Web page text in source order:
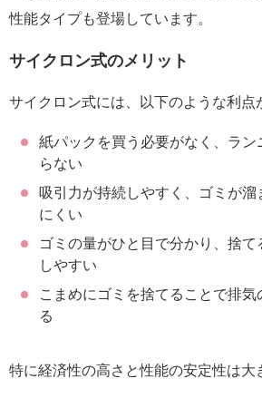
性能タイプも登場しています。
サイクロン式のメリット
サイクロン式には、以下のような利点
紙パックを買う必要がなく、ラン
らない
吸引力が持続しやすく、ゴミが溜
にくい
ゴミの量がひと目で分かり、捨
しやすい
こまめにゴミを捨てることで排
る
特に経済性の高さと性能の安定性は大